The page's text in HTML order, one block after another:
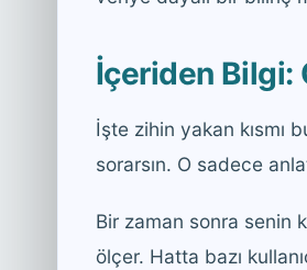
İçeriden Bilgi:
İşte zihin yakan kısmı
sorarsın. O sadece
Bir zaman sonra senin
ölçer. Hatta bazı